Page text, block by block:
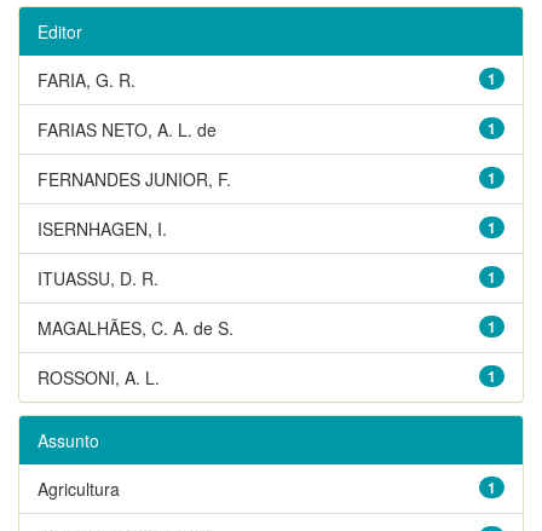
Editor
1
FARIA, G. R.
1
FARIAS NETO, A. L. de
1
FERNANDES JUNIOR, F.
1
ISERNHAGEN, I.
1
ITUASSU, D. R.
1
MAGALHÃES, C. A. de S.
1
ROSSONI, A. L.
Assunto
1
Agricultura